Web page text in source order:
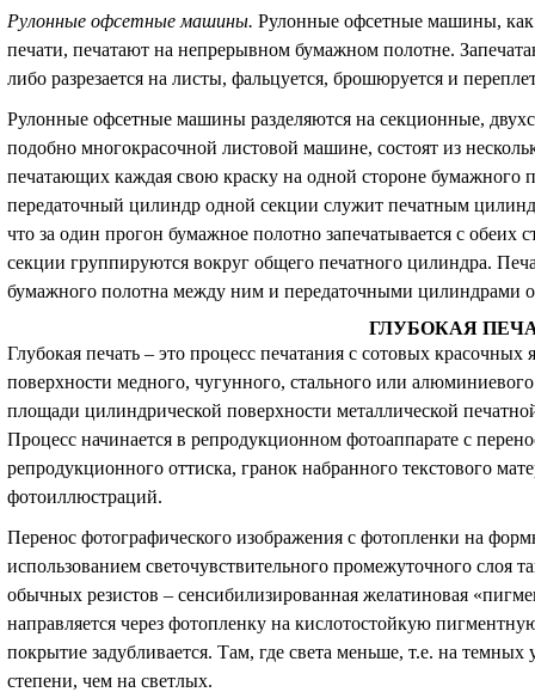
Рулонные офсетные машины. Рулонные офсетные машины,
печати, печатают на непрерывном бумажном полотне.
либо разрезается на листы, фальцуется, брошюруется и
Рулонные офсетные машины разделяются на секционные,
подобно многокрасочной листовой машине, состоят из
печатающих каждая свою краску на одной стороне бумажного
передаточный цилиндр одной секции служит печатным
что за один прогон бумажное полотно запечатывается с
секции группируются вокруг общего печатного цилиндра.
бумажного полотна между ним и передаточными цилиндрами
ГЛУБОКАЯ
Глубокая печать – это процесс печатания с сотовых
поверхности медного, чугунного, стального или
площади цилиндрической поверхности металлической
Процесс начинается в репродукционном фотоаппарате с
репродукционного оттиска, гранок набранного текстового
фотоиллюстраций.
Перенос фотографического изображения с фотопленки на
использованием светочувствительного промежуточного слоя
обычных резистов – сенсибилизированная желатиновая
направляется через фотопленку на кислотостойкую
покрытие задубливается. Там, где света меньше, т.е. на темных
степени, чем на светлых.